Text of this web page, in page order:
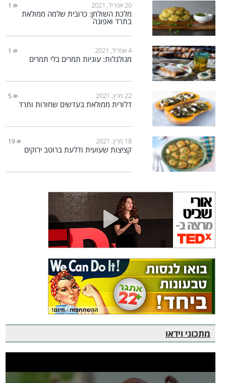
20 אפריל, 2021 1
מלכת השולחן: כרובית שלמה ממולאת
בתרד ואפונה
4 אפריל, 2021 1
מגולגלות: עוגיות תמרים בלי תמרים
22 מרץ, 2021 5
דלורית ממולאת בעדשים שחורות ותרד
18 מרץ, 2021 19
קציצות שעועית ודלעת ברוטב ירוקים
מתכוני וידאו